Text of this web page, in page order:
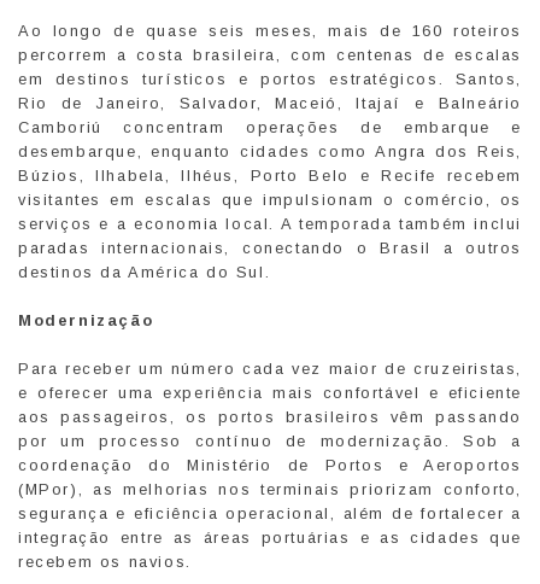
Ao longo de quase seis meses, mais de 160 roteiros
percorrem a costa brasileira, com centenas de escalas
em destinos turísticos e portos estratégicos. Santos,
Rio de Janeiro, Salvador, Maceió, Itajaí e Balneário
Camboriú concentram operações de embarque e
desembarque, enquanto cidades como Angra dos Reis,
Búzios, Ilhabela, Ilhéus, Porto Belo e Recife recebem
visitantes em escalas que impulsionam o comércio, os
serviços e a economia local. A temporada também inclui
paradas internacionais, conectando o Brasil a outros
destinos da América do Sul.
Modernização
Para receber um número cada vez maior de cruzeiristas,
e oferecer uma experiência mais confortável e eficiente
aos passageiros, os portos brasileiros vêm passando
por um processo contínuo de modernização. Sob a
coordenação do Ministério de Portos e Aeroportos
(MPor), as melhorias nos terminais priorizam conforto,
segurança e eficiência operacional, além de fortalecer a
integração entre as áreas portuárias e as cidades que
recebem os navios.